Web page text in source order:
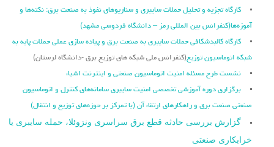
کارگاه تجزیه و تحلیل حملات سایبری و سناریوهای نفوذ به صنعت برق: نکته‌ها و
آموزه‌ها(کنفرانس بین المللی رمز – دانشگاه فردوسی مشهد)
کارگاه کالبدشکافی حملات سایبری به صنعت برق و پیاده سازی عملی حملات پایه به
شبکه اتوماسیون توزیع(کنفرانس ملی شبکه های توزیع برق -دانشگاه لرستان)
نشست طرح مسئله امنیت اتوماسیون صنعتی و اینترنت اشیاء
برگزاری دوره آموزشی تخصصی امنیت سایبری سامانه‌های کنترل و اتوماسیون
صنعتی صنعت برق و راهکارهای ارتقاء آن (با تمرکز بر حوزه‌های توزیع و انتقال)
گزارش بررسی حادثه قطع برق سراسری ونزوئلا، حمله سایبری یا
خرابکاری صنعتی